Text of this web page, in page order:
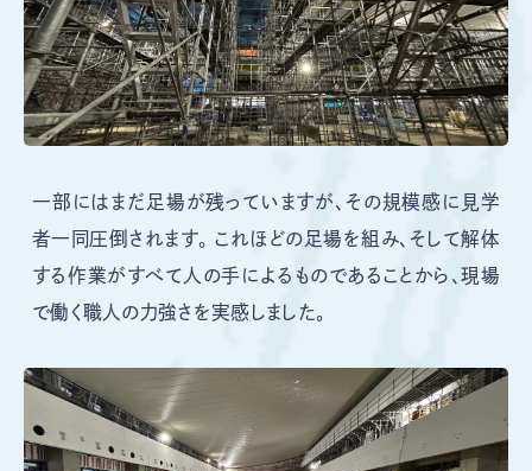
一部にはまだ足場が残っていますが、その規模感に見学
者一同圧倒されます。 これほどの足場を組み、そして解体
する作業がすべて人の手によるものであることから、現場
で働く職人の力強さを実感しました。